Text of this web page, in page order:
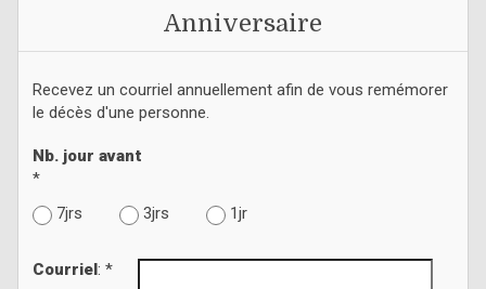
Anniversaire
Recevez un courriel annuellement afin de vous remémorer
le décès d'une personne.
Nb. jour avant
*
7jrs
3jrs 1jr
Courriel: *